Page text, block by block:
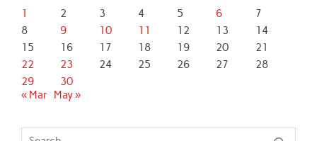
1 2 3 4 5 6
7
8
9 10 11 12 13
14
15
16 17 18 19 20
21
22
23 24 25 26 27
28
29
30
« Mar May »